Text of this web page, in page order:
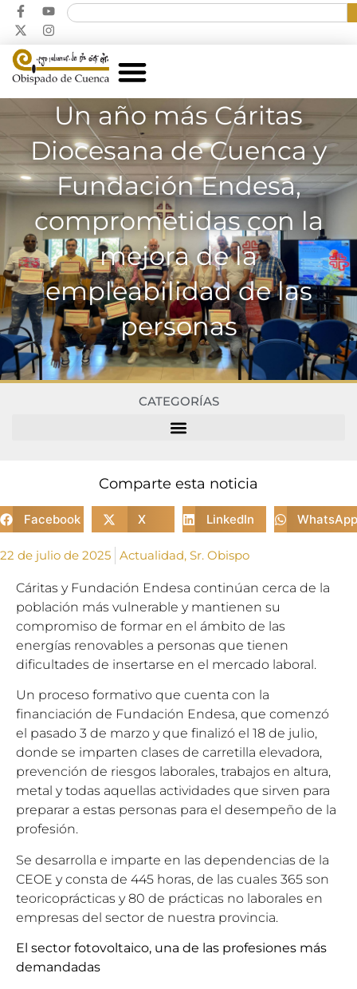
Un año más Cáritas
Diocesana de Cuenca y
Fundación Endesa,
comprometidas con la
mejora de la
empleabilidad de las
personas
CATEGORÍAS
Comparte esta noticia
Facebook X LinkedIn WhatsApp
22 de julio de 2025 Actualidad, Sr. Obispo
Cáritas y Fundación Endesa continúan cerca de la
población más vulnerable y mantienen su
compromiso de formar en el ámbito de las
energías renovables a personas que tienen
dificultades de insertarse en el mercado laboral.
Un proceso formativo que cuenta con la
financiación de Fundación Endesa, que comenzó
el pasado 3 de marzo y que finalizó el 18 de julio,
donde se imparten clases de carretilla elevadora,
prevención de riesgos laborales, trabajos en altura,
metal y todas aquellas actividades que sirven para
preparar a estas personas para el desempeño de la
profesión.
Se desarrolla e imparte en las dependencias de la
CEOE y consta de 445 horas, de las cuales 365 son
teoricoprácticas y 80 de prácticas no laborales en
empresas del sector de nuestra provincia.
El sector fotovoltaico, una de las profesiones más
demandadas